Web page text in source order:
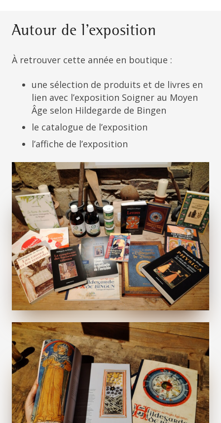
Autour de l’exposition
À retrouver cette année en boutique :
une sélection de produits et de livres en
lien avec l’exposition Soigner au Moyen
Âge selon Hildegarde de Bingen
le catalogue de l’exposition
l’affiche de l’exposition